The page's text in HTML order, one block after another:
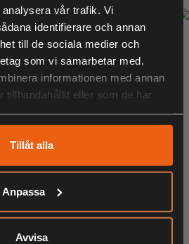
vår trafik. Vi
identifierare och annan
till de sociala medier och
som vi samarbetar med.
informationen med annan
tillhandahållit eller som de har
Tillåt alla
Anpassa
Avvisa
Abisko Brenton Byxa
Dam Pinewood -
1 499:-